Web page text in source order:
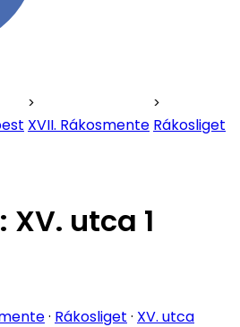
XVII. Rákosmente Rákosliget
XV. utca 1
· Rákosliget · XV. utca